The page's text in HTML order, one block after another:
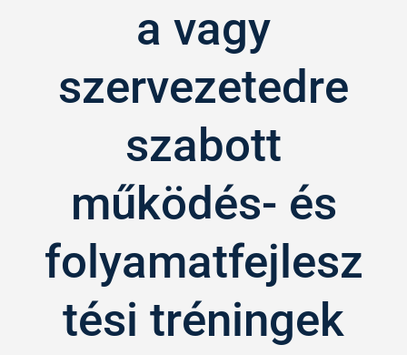
a vagy
szervezetedre
szabott
működés- és
folyamatfejlesz
tési tréningek